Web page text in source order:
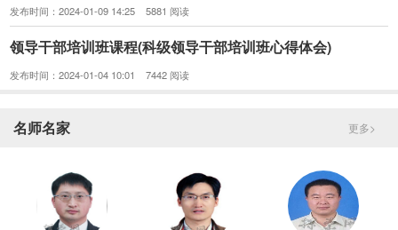
发布时间：2024-01-09 14:25 5881 阅读
领导干部培训班课程(科级领导干部培训班心得体会)
发布时间：2024-01-04 10:01 7442 阅读
名师名家 更多>